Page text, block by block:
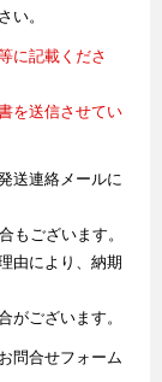
い。
に記載くださ
を送信させてい
送連絡メールに
もございます。
由により、納期
がございます。
問合せフォーム